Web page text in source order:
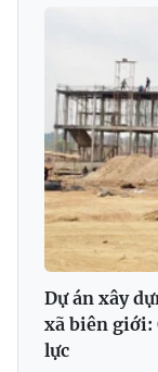
Dự án xây
xã biên giới:
lực